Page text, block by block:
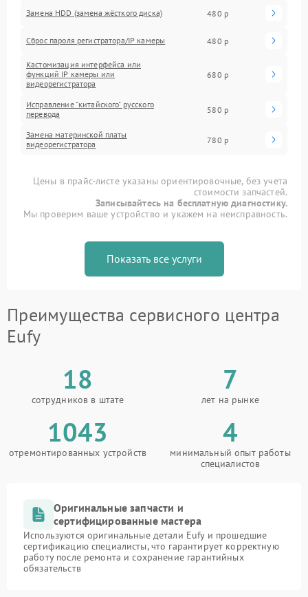
Замена HDD (замена жёсткого диска) 480 р
Сброс пароля регистратора/IP камеры 480 р
Кастомизация интерфейса или
функций IP камеры или
видеорегистратора
680 р
Исправление "китайского" русского
перевода
580 р
Замена материнской платы
видеорегистратора
780 р
Цены в прайс-листе указаны ориентировочные, без учета
стоимости запчастей.
Записывайтесь на бесплатную диагностику.
Мы проверим ваше устройство и укажем на неисправность.
Показать все услуги
Преимущества сервисного центра
Eufy
18
сотрудников в штате
7
лет на рынке
1043
отремонтированных устройств
4
минимальный опыт работы
специалистов
Оригинальные запчасти и
сертифицированные мастера
Используются оригинальные детали Eufy и прошедшие
сертификацию специалисты, что гарантирует корректную
работу после ремонта и сохранение гарантийных
обязательств